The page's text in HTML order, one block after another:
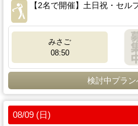
【2名で開催】土日祝・セ
みさご
08:50
検討中プラ
08/09 (日)